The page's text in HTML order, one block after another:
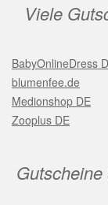
Viele
BabyOnlineDress
blumenfee.de
Medionshop DE
Zooplus DE